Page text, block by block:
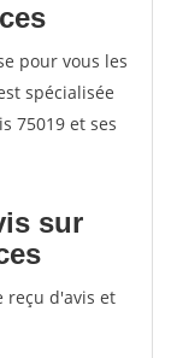
pour vous les
spécialisée
75019 et ses
sur
reçu d'avis et